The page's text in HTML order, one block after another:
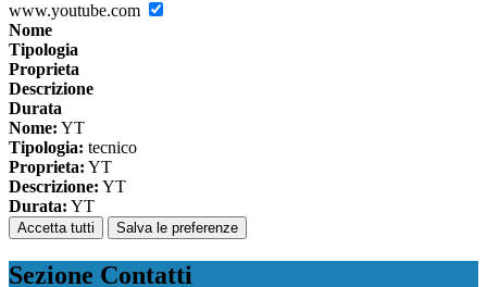
www.youtube.com
Nome
Tipologia
Proprieta
Descrizione
Durata
Nome: YT
Tipologia: tecnico
Proprieta: YT
Descrizione: YT
Durata: YT
Accetta tutti Salva le preferenze
Sezione Contatti